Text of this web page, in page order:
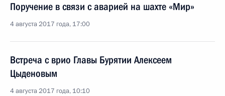
Поручение в связи с аварией на шахте «Мир»
4 августа 2017 года, 17:00
Встреча с врио Главы Бурятии Алексеем
Цыденовым
4 августа 2017 года, 10:10